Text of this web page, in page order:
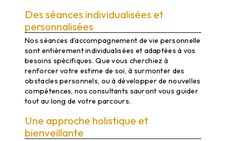
Des séances individualisées et
personnalisées
Nos séances d'accompagnement de vie personnelle
sont entièrement individualisées et adaptées à vos
besoins spécifiques. Que vous cherchiez à
renforcer votre estime de soi, à surmonter des
obstacles personnels, ou à développer de nouvelles
compétences, nos consultants sauront vous guider
tout au long de votre parcours.
Une approche holistique et
bienveillante